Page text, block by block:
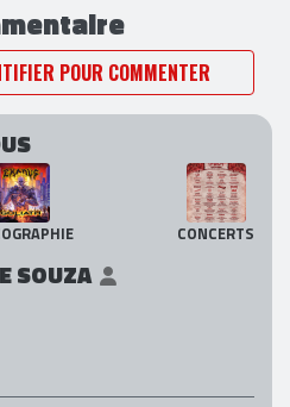
POUR COMMENTER
CONCERTS
SOUZA